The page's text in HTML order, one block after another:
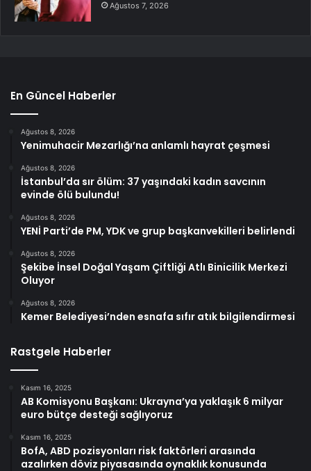
Ağustos 7, 2026
En Güncel Haberler
Ağustos 8, 2026
Yenimuhacir Mezarlığı’na anlamlı hayrat çeşmesi
Ağustos 8, 2026
İstanbul’da sır ölüm: 37 yaşındaki kadın savcının
evinde ölü bulundu!
Ağustos 8, 2026
YENİ Parti’de PM, YDK ve grup başkanvekilleri belirlendi
Ağustos 8, 2026
Şekibe İnsel Doğal Yaşam Çiftliği Atlı Binicilik Merkezi
Oluyor
Ağustos 8, 2026
Kemer Belediyesi’nden esnafa sıfır atık bilgilendirmesi
Rastgele Haberler
Kasım 16, 2025
AB Komisyonu Başkanı: Ukrayna’ya yaklaşık 6 milyar
euro bütçe desteği sağlıyoruz
Kasım 16, 2025
BofA, ABD pozisyonları risk faktörleri arasında
azalırken döviz piyasasında oynaklık konusunda